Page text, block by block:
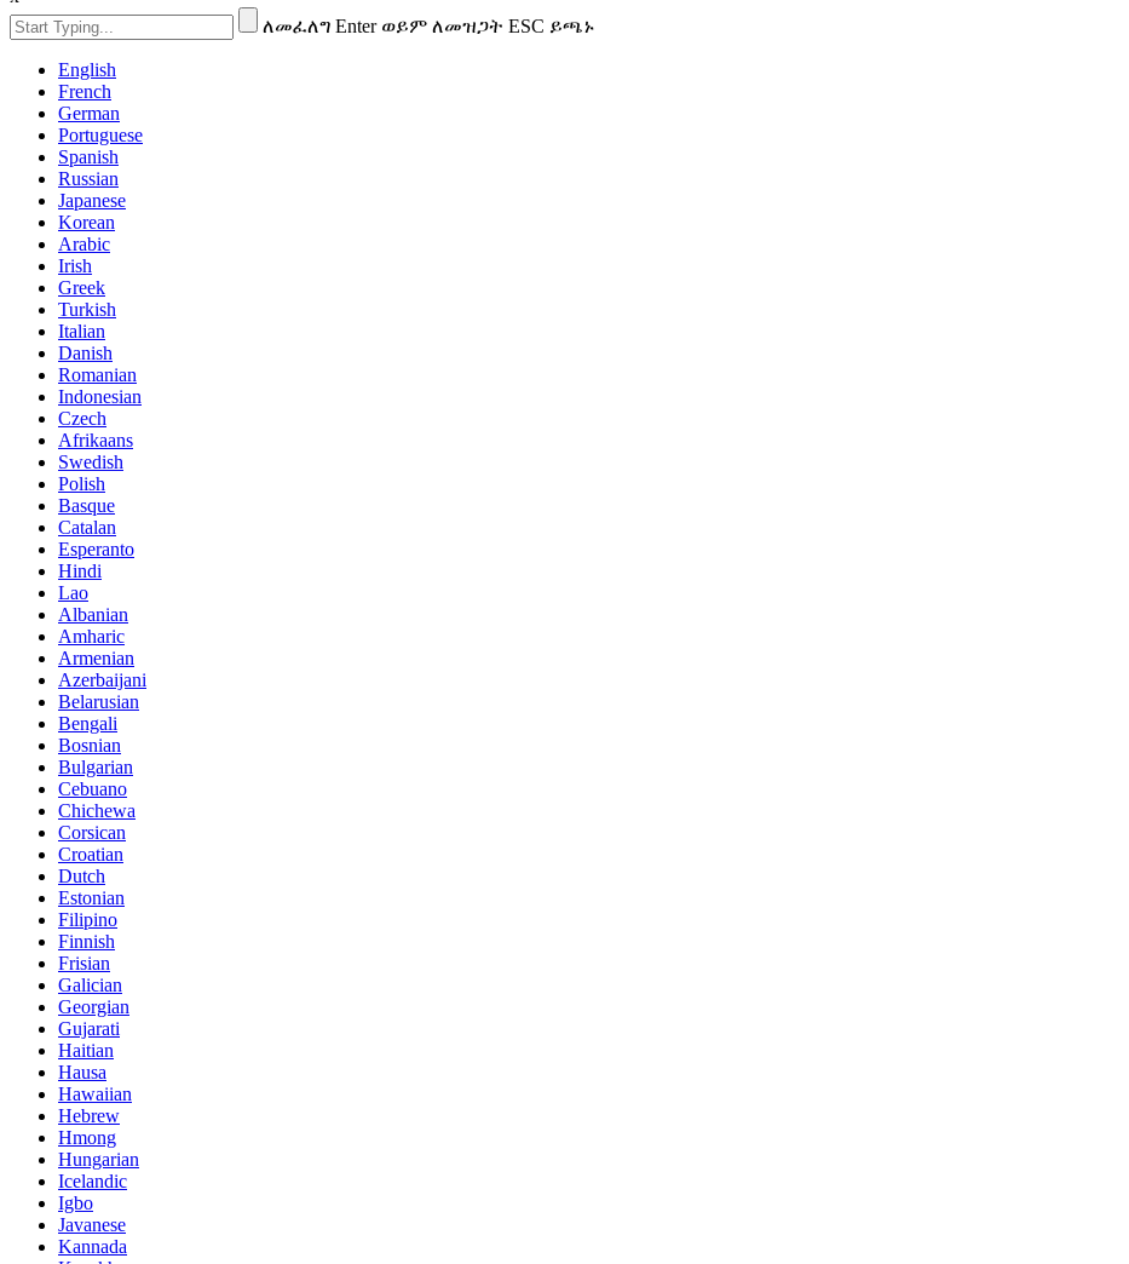
ለመፈለግ Enter ወይም ለመዝጋት ESC ይጫኑ
English
French
German
Portuguese
Spanish
Russian
Japanese
Korean
Arabic
Irish
Greek
Turkish
Italian
Danish
Romanian
Indonesian
Czech
Afrikaans
Swedish
Polish
Basque
Catalan
Esperanto
Hindi
Lao
Albanian
Amharic
Armenian
Azerbaijani
Belarusian
Bengali
Bosnian
Bulgarian
Cebuano
Chichewa
Corsican
Croatian
Dutch
Estonian
Filipino
Finnish
Frisian
Galician
Georgian
Gujarati
Haitian
Hausa
Hawaiian
Hebrew
Hmong
Hungarian
Icelandic
Igbo
Javanese
Kannada